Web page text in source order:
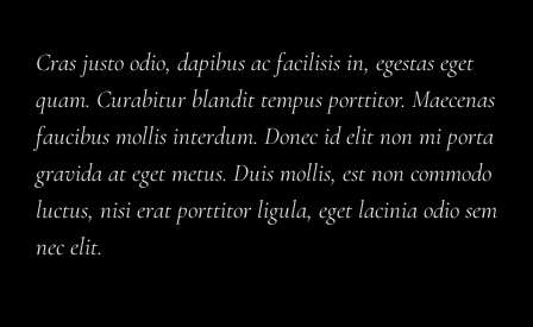
Cras justo odio, dapibus ac facilisis in, egestas eget
quam. Curabitur blandit tempus porttitor. Maecenas
faucibus mollis interdum. Donec id elit non mi porta
gravida at eget metus. Duis mollis, est non commodo
luctus, nisi erat porttitor ligula, eget lacinia odio sem
nec elit.